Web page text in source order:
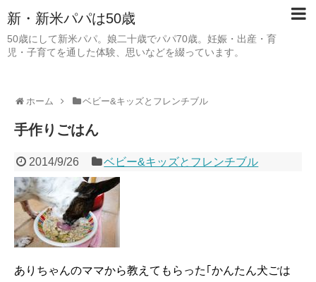
新・新米パパは50歳
50歳にして新米パパ。娘二十歳でパパ70歳。妊娠・出産・育
児・子育てを通した体験、思いなどを綴っています。
ホーム ベビー&キッズとフレンチブル
手作りごはん
2014/9/26 ベビー&キッズとフレンチブル
ありちゃんのママから教えてもらった｢かんたん犬ごは